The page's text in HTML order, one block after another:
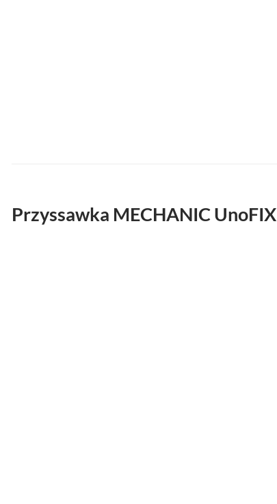
Przyssawka MECHANIC UnoFIX